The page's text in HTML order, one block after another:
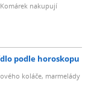
nakupují
podle horoskopu
koláče, marmelády